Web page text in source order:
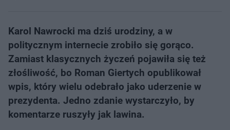
Karol Nawrocki ma dziś urodziny, a w
politycznym internecie zrobiło się gorąco.
Zamiast klasycznych życzeń pojawiła się też
złośliwość, bo Roman Giertych opublikował
wpis, który wielu odebrało jako uderzenie w
prezydenta. Jedno zdanie wystarczyło, by
komentarze ruszyły jak lawina.